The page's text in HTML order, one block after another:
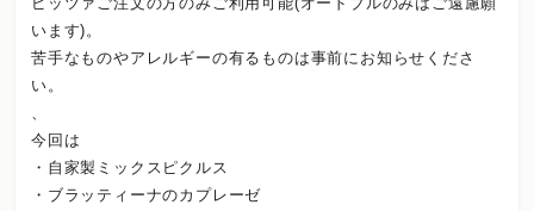
います)。
苦手なものやアレルギーの有るものは事前にお知らせくださ
い。
今回は
・自家製ミックスピクルス
・ブラッティーナのカプレーゼ